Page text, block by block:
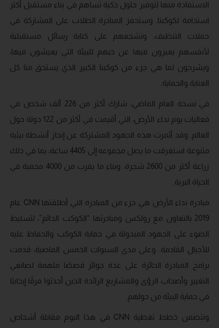
الاستفادة منها لتوفير حلول ذكية تساهم في بناء مستقبل أكثر
استدامة لكوكبنا. وستحفز المبادرة الطلاب على المشاركة في
حملات التنظيف، وتشجعهم على كتابة رسائل مستقبلية
لأنفسهم يعبرون فيها عن حبهم للبيئة التي يعيشون فيها،
ويشرحون لما هي جزء من كوكبنا الكبير الذي يستحق منا كل
العناية والحماية.
في نسخة العام الماضي، شارك أكثر من 226 ألف شخص في
فعاليات يوم نداء الأرض، التي أقيمت في أكثر من 122 دولة حول
العالم. وقد أثمرت هذه الجهود المشتركة عن إنجاز أنشطة بيئية
متنوعة استغرقت ما يصل مجموعه إلى 4405 ساعة، بما في ذلك
زراعة أكثر من 2600 شجرة، وبناء ما يقرب من 4000 محمية في
الحياة البرية.
مبادرة نداء الأرض هي جزء من المبادرة التي أطلقتها CNN عام
2019 بالتعاون مع رولكس ومبادرتها “الكوكب الدائم”، لتسليط
الضوء على الجهود المبذولة في حماية الكوكب والحفاظ عليه
للأجيال القادمة. وعلى مدى السنوات الخمس الماضية، قدمت
برامج المبادرة الحائزة على عدة جوائز قصصًا ملهمة لصانعي
التغيير وأصحاب الرؤى والمشاريع الرائدة الذين أحدثوا فرقًا إيجابيًا
في حماية البيئة من حولهم.
وتتضمن خطط تغطية CNN في هذا اليوم مقابلة أشخاص